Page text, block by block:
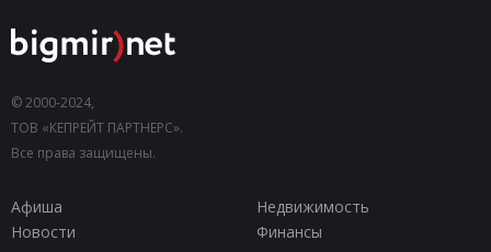
© 2000-2024,
ТОВ «КЕПРЕЙТ ПАРТНЕРС».
Все права защищены.
Афиша
Недвижимость
Новости
Финансы